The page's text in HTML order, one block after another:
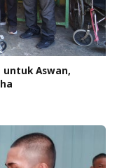
untuk Aswan,